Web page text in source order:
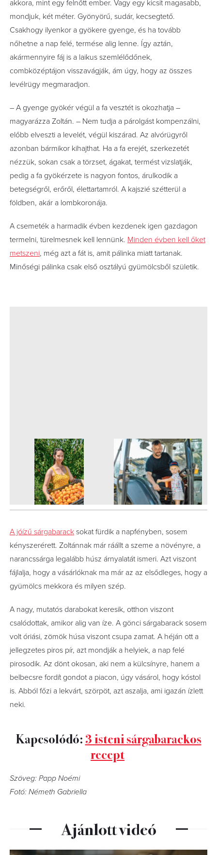
akkora, mint egy felnőtt ember. Vagy egy kicsit magasabb,
mondjuk, két méter. Gyönyörű, sudár, kecsegtető.
Csakhogy ilyenkor a gyökere gyenge, és ha tovább
nőhetne a nap felé, termése alig lenne. Így aztán,
akármennyire fáj is a laikus szemlélődőnek,
combközéptájon visszavágják, ám úgy, hogy az összes
levélrügy megmaradjon.
– A gyenge gyökér végül a fa vesztét is okozhatja –
magyarázza Zoltán. – Nem tudja a párolgást kompenzálni,
előbb elveszti a levelét, végül kiszárad. Az alvórügyről
azonban bármikor kihajthat. Ha a fa erejét, szerkezetét
nézzük, sokan csak a törzset, ágakat, termést vizslatják,
pedig a fa gyökérzete is nagyon fontos, árulkodik a
betegségről, erőről, élettartamról. A kajszié szétterül a
földben, akár a lombkoronája.
A csemeték a harmadik évben kezdenek igen gazdagon
termelni, türelmesnek kell lennünk. Minden évben kell őket
metszeni, még azt a fát is, amit pálinka miatt tartanak.
Minőségi pálinka csak első osztályú gyümölcsből születik.
A jóízű sárgabarack sokat fürdik a napfényben, sosem
kényszerérett. Zoltánnak már ráállt a szeme a növényre, a
narancssárga legalább húsz árnyalatát ismeri. Azt viszont
fájlalja, hogy a vásárlóknak ma már az az elsődleges, hogy a
gyümölcs mekkora és milyen szép.
A nagy, mutatós darabokat keresik, otthon viszont
csalódottak, amikor alig van íze. A gönci sárgabarack sosem
volt óriási, zömök húsa viszont csupa zamat. A héján ott a
jellegzetes piros pír, azt mondják a helyiek, a nap felé
pirosodik. Az dönt okosan, aki nem a külcsínyre, hanem a
belbecsre fordít gondot a piacon, úgy vásárol, hogy kóstol
is. Abból főzi a lekvárt, szörpöt, azt aszalja, ami igazán ízlett
neki.
Kapcsolódó:3 isteni sárgabarackos
recept
Szöveg: Papp Noémi
Fotó: Németh Gabriella
Ajánlott videó